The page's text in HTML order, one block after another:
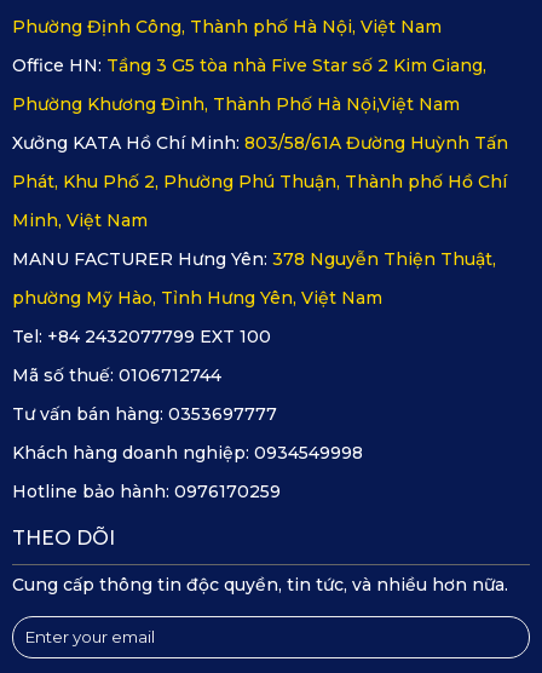
Cảm biến BSI CMOS thế hệ mới, tự điều chỉnh ánh sáng,
hỗ trợ Super Night Vision giúp ghi hình rõ nét ban đêm.
Cảm biến va chạm G-sensor 3, tự động khóa, lưu video
khi xảy ra va chạm để bảo vệ bằng chứng.
Thiết kế gọn nhẹ dạng thỏi son không che khuất tầm
nhìn, thao tác dễ dàng, phù hợp với mọi khoang lái của
KIA Forte.và người mới sử dụng camera hành trình.
Màn hình LCD 3.16 inch, hiển thị rộng và rõ ràng.
Ống kính góc rộng 140°, ghi lại toàn bộ khung cảnh phía
trước.
Thiết kế tản nhiệt thông minh, giúp camera hoạt động ổn
Cắm trực tiếp vào nguồn điện xe, không dùng pin, tránh
Phường Định Công, Thành phố Hà Nội, Việt Nam
Office HN: Tầng 3 G5 tòa nhà Five Star số 2 Kim Giang,
Phường Khương Đình, Thành Phố Hà Nội,Việt Nam
Xưởng KATA Hồ Chí Minh: 803/58/61A Đường Huỳnh Tấn
Phát, Khu Phố 2, Phường Phú Thuận, Thành phố Hồ Chí
Minh, Việt Nam
MANU FACTURER Hưng Yên: 378 Nguyễn Thiện Thuật,
phường Mỹ Hào, Tỉnh Hưng Yên, Việt Nam
Tel: +84 2432077799 EXT 100
Mã số thuế: 0106712744
Tư vấn bán hàng: 0353697777
Khách hàng doanh nghiệp: 0934549998
Hotline bảo hành: 0976170259
THEO DÕI
Cung cấp thông tin độc quyền, tin tức, và nhiều hơn nữa.